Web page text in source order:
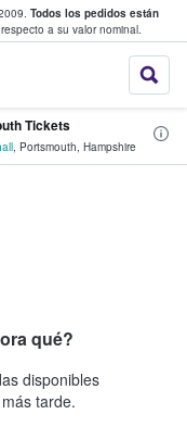
Todos los pedidos están
a su valor nominal.
StubHub:
fans
Tickets
, Portsmouth, Hampshire
qué?
disponibles
tarde.